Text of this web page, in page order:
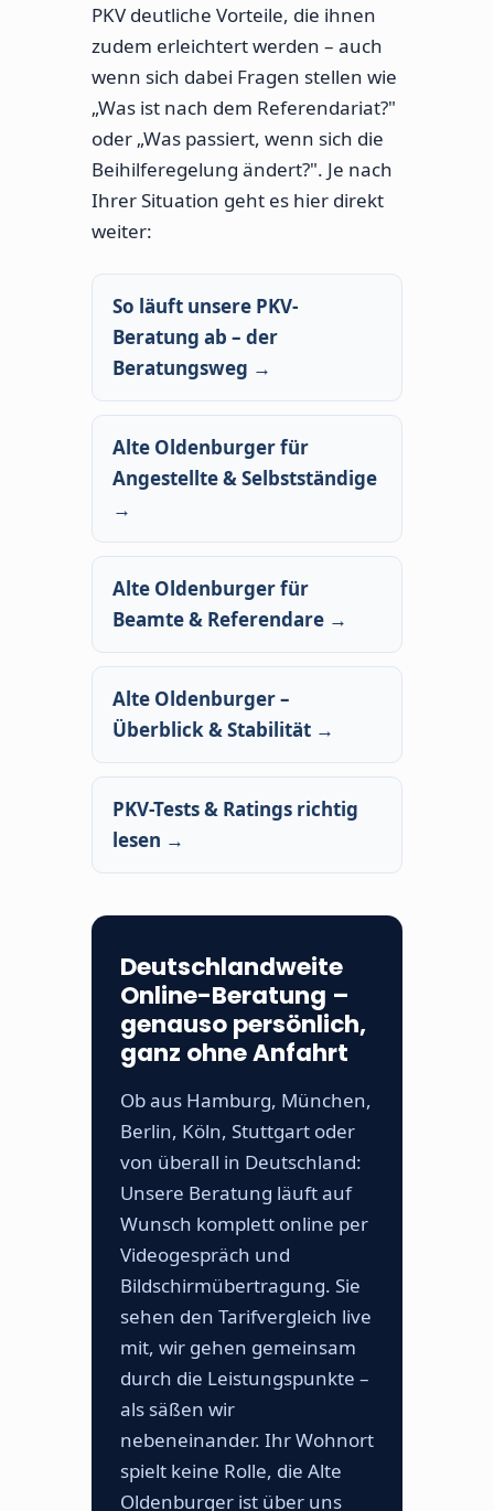
PKV deutliche Vorteile, die ihnen
zudem erleichtert werden – auch
wenn sich dabei Fragen stellen wie
„Was ist nach dem Referendariat?"
oder „Was passiert, wenn sich die
Beihilferegelung ändert?". Je nach
Ihrer Situation geht es hier direkt
weiter:
So läuft unsere PKV-
Beratung ab – der
Beratungsweg →
Alte Oldenburger für
Angestellte & Selbstständige
→
Alte Oldenburger für
Beamte & Referendare →
Alte Oldenburger –
Überblick & Stabilität →
PKV-Tests & Ratings richtig
lesen →
Deutschlandweite
Online-Beratung –
genauso persönlich,
ganz ohne Anfahrt
Ob aus Hamburg, München,
Berlin, Köln, Stuttgart oder
von überall in Deutschland:
Unsere Beratung läuft auf
Wunsch komplett online per
Videogespräch und
Bildschirmübertragung. Sie
sehen den Tarifvergleich live
mit, wir gehen gemeinsam
durch die Leistungspunkte –
als säßen wir
nebeneinander. Ihr Wohnort
spielt keine Rolle, die Alte
Oldenburger ist über uns